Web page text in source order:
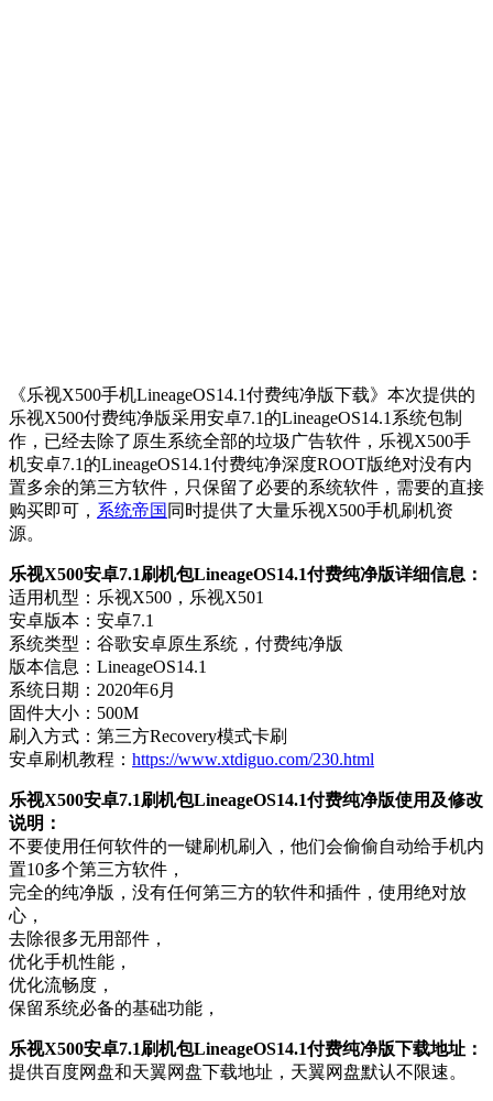
《乐视X500手机LineageOS14.1付费纯净版下载》本次提供的
乐视X500付费纯净版采用安卓7.1的LineageOS14.1系统包制
作，已经去除了原生系统全部的垃圾广告软件，乐视X500手
机安卓7.1的LineageOS14.1付费纯净深度ROOT版绝对没有内
置多余的第三方软件，只保留了必要的系统软件，需要的直接
购买即可， 系统帝国 同时提供了大量乐视X500手机刷机资
源。
乐视X500安卓7.1刷机包LineageOS14.1付费纯净版详细信息：
适用机型：乐视X500，乐视X501
安卓版本：安卓7.1
系统类型：谷歌安卓原生系统，付费纯净版
版本信息：LineageOS14.1
系统日期：2020年6月
固件大小：500M
刷入方式：第三方Recovery模式卡刷
安卓刷机教程： https://www.xtdiguo.com/230.html
乐视X500安卓7.1刷机包LineageOS14.1付费纯净版使用及修改
说明：
不要使用任何软件的一键刷机刷入，他们会偷偷自动给手机内
置10多个第三方软件，
完全的纯净版，没有任何第三方的软件和插件，使用绝对放
心，
去除很多无用部件，
优化手机性能，
优化流畅度，
保留系统必备的基础功能，
乐视X500安卓7.1刷机包LineageOS14.1付费纯净版下载地址：
提供百度网盘和天翼网盘下载地址，天翼网盘默认不限速。